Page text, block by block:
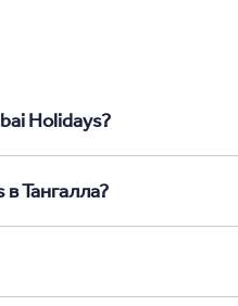
Holidays?
Тангалла?